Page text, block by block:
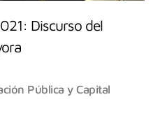
Discurso del
Pública y Capital